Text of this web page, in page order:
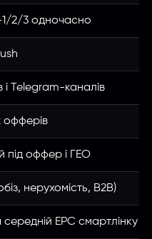
1/2/3 одночасно
і Telegram-каналів
офферів
під оффер і ГЕО
нерухомість, B2B)
EPC смартлінку